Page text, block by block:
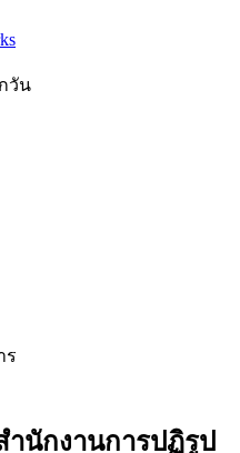
วัน
นักงานการปฏิรูป